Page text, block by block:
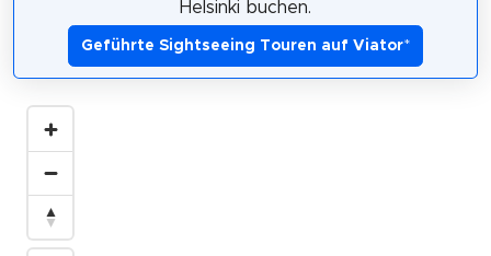
Helsinki buchen.
Geführte Sightseeing Touren auf Viator*